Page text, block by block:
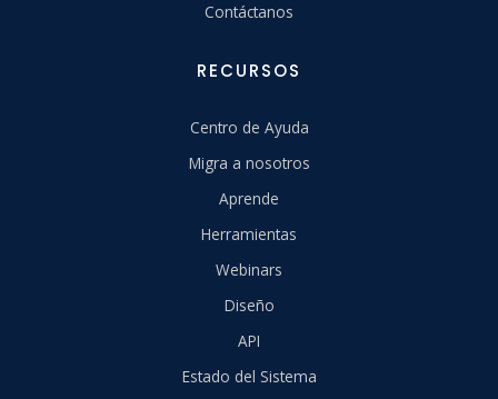
Contáctanos
RECURSOS
Centro de Ayuda
Migra a nosotros
Aprende
Herramientas
Webinars
Diseño
API
Estado del Sistema